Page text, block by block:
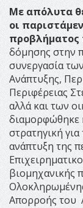
Με απόλυτα
οι
προβλήματος
δόμησης στην
συνεργασία
Ανάπτυξης,
Περιφέρειας
αλλά και των
διαμορφώθηκε
στρατηγική
ανάπτυξη της
βιομηχανικής
Απορροής του